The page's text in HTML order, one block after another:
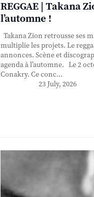
REGGAE | Takana
l’automne !
Takana Zion retrousse ses
multiplie les projets. Le
annonces. Scène et
agenda à l’automne. Le 2
Conakry. Ce conc...
23 July, 2026